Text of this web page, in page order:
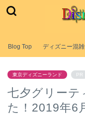
Blog Top ディズニー混
東京ディズニーランド PR
七夕グリーテ
た！2019年6